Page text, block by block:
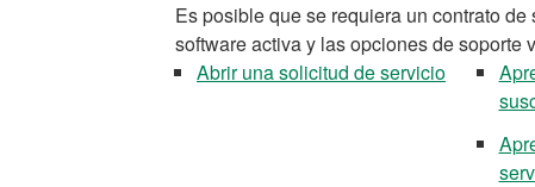
Es posible que se requiera un contrato
software activa y las opciones de soporte
Abrir una solicitud de servicio